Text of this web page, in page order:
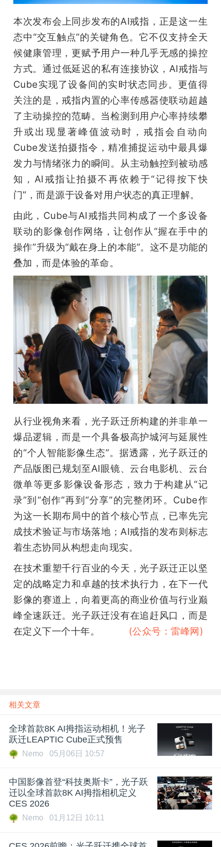
本次发布会上同步发布的AI戒指，正是这一生
态中“交互触点”的关键角色。它不仅支持全天
候健康管理，更赋予用户一种几乎无感的操控
方式。通过低延迟的私有连接协议，AI戒指与
Cube实现了设备间的实时状态同步。更值得
关注的是，戒指内置的心率传感器使联动超越
了主动操控的范畴。当检测到用户心率持续攀
升或出现显著峰值波动时，戒指会自动向
Cube发送拍摄指令，精准捕捉运动中最具爆
发力与情绪张力的瞬间。从主动触控到被动感
知，AI戒指让拍摄不再依赖于“记得按下快
门”，而是源于设备对用户状态的真正理解。
由此，Cube与AI戒指共同构成了一个多设备
联动的影像创作网络，让创作从“握在手中的
操作”升级为“戴在身上的本能”。这不是功能的
叠加，而是体验的革命。
从行业视角来看，光子跃迁所构建的并非单一
爆品逻辑，而是一个具备极高护城河与延展性
的“个人智能影像生态”。据透露，光子跃迁的
产品版图已规划至AI眼镜、云台电影机、云台
微单等更多影像设备形态，致力于构建从“记
录”到“创作”再到“分享”的完整闭环。Cube作
为这一长期布局中的首个核心节点，已率先完
成技术验证与市场落地；AI戒指的发布则标志
着生态协同从构想走向现实。
在技术重塑千行百业的今天，光子跃迁正以坚
定的战略定力和卓越的技术执行力，在下一代
影像的赛道上，向着更高的商业价值与行业巅
峰全速跃迁。光子跃迁没有在追赶风口，而是
在定义下一个十年。
(公众号：雷峰网)
相关文章
全球首款8K AI拇指运动相机！光子
跃迁LEAPTIC Cube正式预售
Nemo 05月06日 10:57
中国影像首登“科技奥斯卡”，光子跃
迁以全球首款8K AI拇指相机定义
CES 2026
Nemo 01月12日 10:11